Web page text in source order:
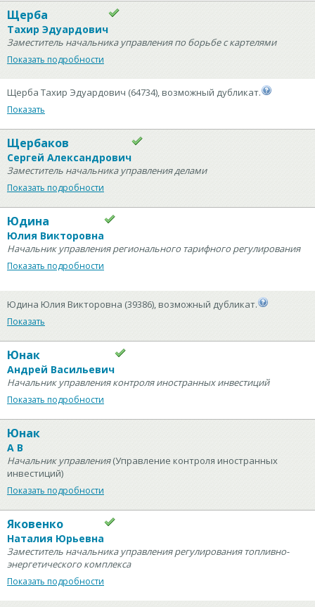
Щерба
Тахир Эдуардович
Заместитель начальника управления по борьбе с картелями
Показать подробности
Щерба Тахир Эдуардович (64734), возможный дубликат.
Показать
Щербаков
Сергей Александрович
Заместитель начальника управления делами
Показать подробности
Юдина
Юлия Викторовна
Начальник управления регионального тарифного регулирования
Показать подробности
Юдина Юлия Викторовна (39386), возможный дубликат.
Показать
Юнак
Андрей Васильевич
Начальник управления контроля иностранных инвестиций
Показать подробности
Юнак
А В
Начальник управления(Управление контроля иностранных
инвестиций)
Показать подробности
Яковенко
Наталия Юрьевна
Заместитель начальника управления регулирования топливно-
энергетического комплекса
Показать подробности